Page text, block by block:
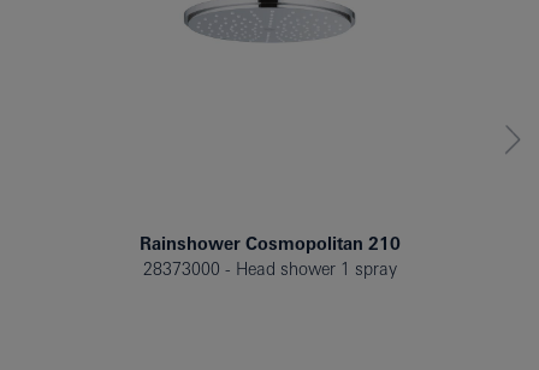
Rainshower Cosmopolitan 210
Head shower 1 spray
28373000